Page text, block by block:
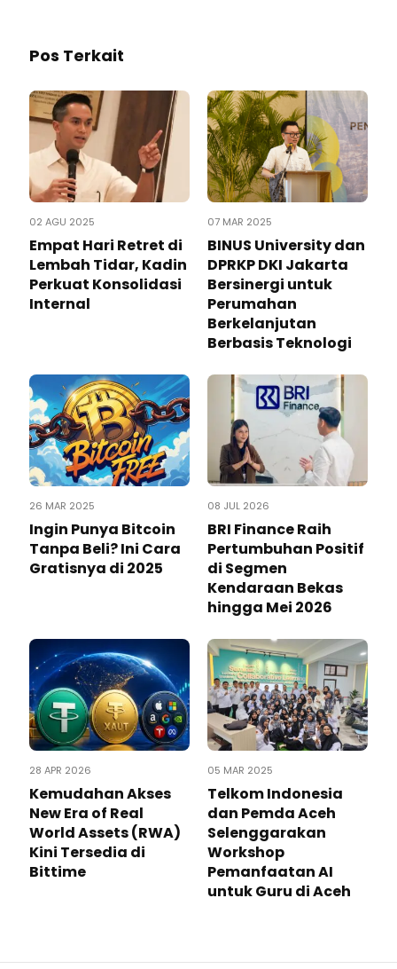
Pos Terkait
02 AGU 2025
Empat Hari Retret di
Lembah Tidar, Kadin
Perkuat Konsolidasi
Internal
07 MAR 2025
BINUS University dan
DPRKP DKI Jakarta
Bersinergi untuk
Perumahan
Berkelanjutan
Berbasis Teknologi
26 MAR 2025
Ingin Punya Bitcoin
Tanpa Beli? Ini Cara
Gratisnya di 2025
08 JUL 2026
BRI Finance Raih
Pertumbuhan Positif
di Segmen
Kendaraan Bekas
hingga Mei 2026
28 APR 2026
Kemudahan Akses
New Era of Real
World Assets (RWA)
Kini Tersedia di
Bittime
05 MAR 2025
Telkom Indonesia
dan Pemda Aceh
Selenggarakan
Workshop
Pemanfaatan AI
untuk Guru di Aceh